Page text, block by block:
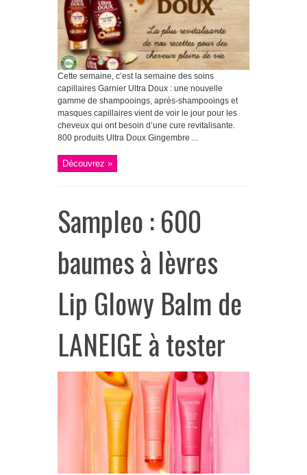
Cette semaine, c’est la semaine des soins
capillaires Garnier Ultra Doux : une nouvelle
gamme de shampooings, après-shampooings et
masques capillaires vient de voir le jour pour les
cheveux qui ont besoin d’une cure revitalisante.
800 produits Ultra Doux Gingembre ...
Découvrez »
Sampleo : 600
baumes à lèvres
Lip Glowy Balm de
LANEIGE à tester